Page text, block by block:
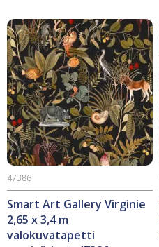
Smart Art Gallery Virginie
2,65 x 3,4 m
valokuvatapetti
47386